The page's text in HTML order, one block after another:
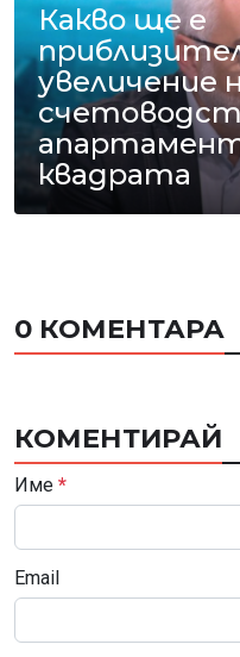
Какво ще е
увеличение
квадрата
0 КОМЕНТАРА
КОМЕНТИРАЙ
Име *
Email